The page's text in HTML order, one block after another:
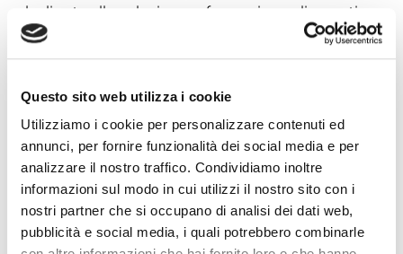
Questo sito web utilizza i cookie
Utilizziamo i cookie per personalizzare contenuti ed
annunci, per fornire funzionalità dei social media e per
analizzare il nostro traffico. Condividiamo inoltre
informazioni sul modo in cui utilizzi il nostro sito con i
nostri partner che si occupano di analisi dei dati web,
pubblicità e social media, i quali potrebbero combinarle
dedicata alla selezione e formazione di questi
addetti, che vengono preparati con
competenza e professionalità per gestire al
utenza.
Il servizio di reception si prefigge di fornire un
caloroso benvenuto ai visitatori e di offrire
assistenza durante la loro permanenza. Gli
addetti sono addestrati per essere cortesi,
disponibili e pronti a fornire informazioni e
supporto.